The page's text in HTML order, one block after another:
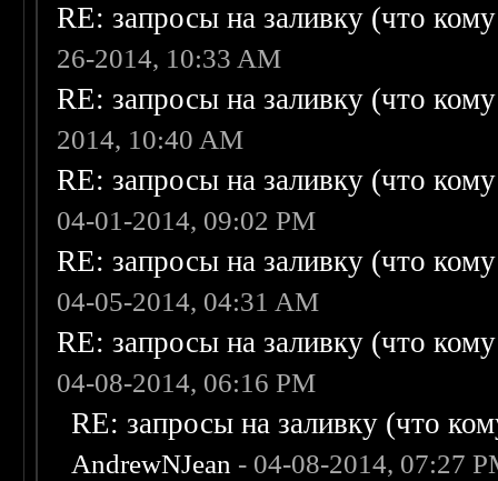
RE: запросы на заливку (что
26-2014, 10:33 AM
RE: запросы на заливку (что
2014, 10:40 AM
RE: запросы на заливку (что
04-01-2014, 09:02 PM
RE: запросы на заливку (что
04-05-2014, 04:31 AM
RE: запросы на заливку (что
04-08-2014, 06:16 PM
RE: запросы на заливку (что
AndrewNJean - 04-08-2014, 07:27